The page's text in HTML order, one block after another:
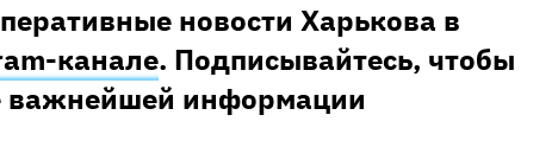
новости Харькова в
канале. Подписывайтесь, чтобы
важнейшей информации